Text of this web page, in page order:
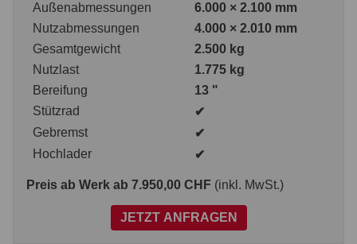
Außenabmessungen
6.000 × 2.100 mm
Nutzabmessungen
4.000 × 2.010 mm
Gesamtgewicht
2.500 kg
Nutzlast
1.775 kg
Bereifung
13 "
Stützrad
✔
Gebremst
✔
Hochlader
✔
Preis ab Werk ab 7.950,00 CHF (inkl. MwSt.)
JETZT ANFRAGEN